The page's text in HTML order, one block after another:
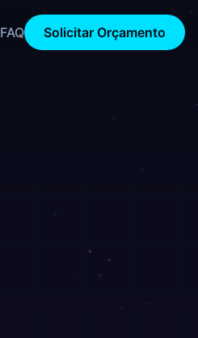
FAQ Solicitar Orçamento